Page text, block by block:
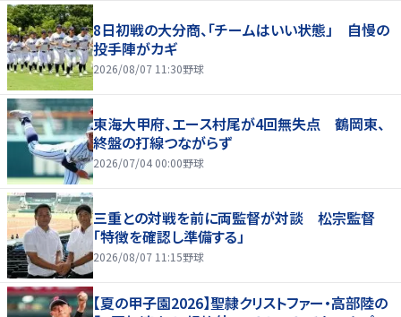
8日初戦の大分商、「チームはいい状態」 自慢の
投手陣がカギ
2026/08/07 11:30野球
東海大甲府、エース村尾が4回無失点 鶴岡東、
終盤の打線つながらず
2026/07/04 00:00野球
三重との対戦を前に両監督が対談 松宗監督
「特徴を確認し準備する」
2026/08/07 11:15野球
【夏の甲子園2026】聖隷クリストファー・高部陸の